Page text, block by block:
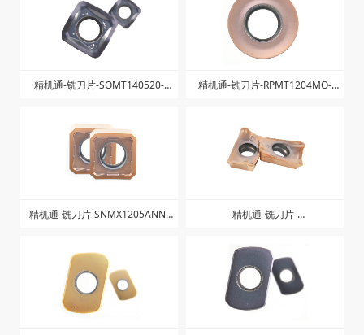
精机通-铣刀片-SOMT140520- 精机通-铣刀片-RPMT1204MO-
精机通-铣刀片-SNMX1205ANN- 精机通-铣刀片-